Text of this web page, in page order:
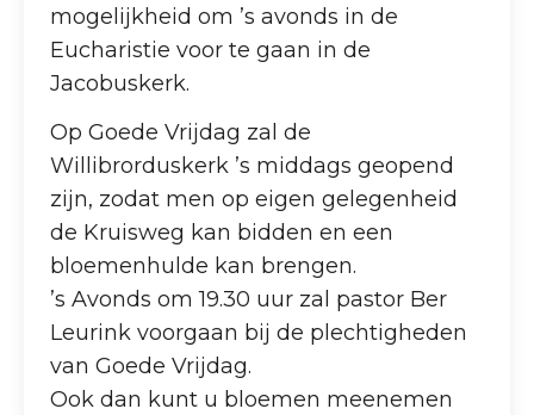
mogelijkheid om ’s avonds in de
Eucharistie voor te gaan in de
Jacobuskerk.
Op Goede Vrijdag zal de
Willibrorduskerk ’s middags geopend
zijn, zodat men op eigen gelegenheid
de Kruisweg kan bidden en een
bloemenhulde kan brengen.
’s Avonds om 19.30 uur zal pastor Ber
Leurink voorgaan bij de plechtigheden
van Goede Vrijdag.
Ook dan kunt u bloemen meenemen